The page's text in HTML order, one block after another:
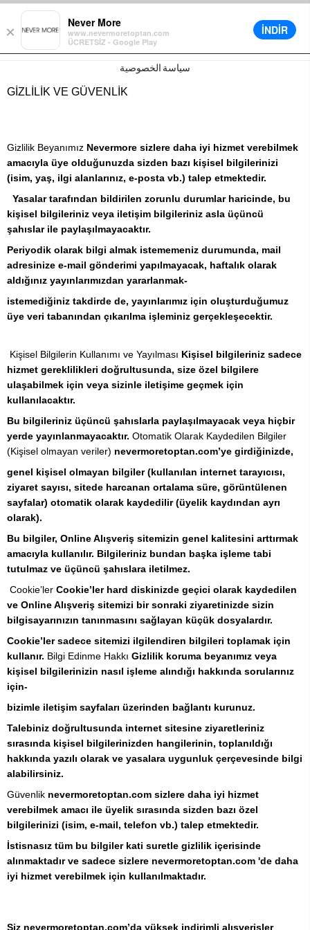
×
Never More
www.nevermoretoptan.com
ÜCRETSİZ - Google Play
İNDİR
سياسة الخصوصية
GİZLİLİK VE GÜVENLİK
Gizlilik Beyanımız Nevermore sizlere daha iyi hizmet verebilmek
amacıyla üye olduğunuzda sizden bazı kişisel bilgilerinizi
(isim, yaş, ilgi alanlarınız, e-posta vb.) talep etmektedir.
Yasalar tarafından bildirilen zorunlu durumlar haricinde, bu
kişisel bilgileriniz veya iletişim bilgileriniz asla üçüncü
şahıslar ile paylaşılmayacaktır.
Periyodik olarak bilgi almak istememeniz durumunda, mail
adresinize e-mail gönderimi yapılmayacak, haftalık olarak
aldığınız yayınlarımızdan yararlanmak-
istemediğiniz takdirde de, yayınlarımız için oluşturduğumuz
üye veri tabanından çıkarılma işleminiz gerçekleşecektir.
Kişisel Bilgilerin Kullanımı ve Yayılması Kişisel bilgileriniz sadece
hizmet gereklilikleri doğrultusunda, size özel bilgilere
ulaşabilmek için veya sizinle iletişime geçmek için
kullanılacaktır.
Bu bilgileriniz üçüncü şahıslarla paylaşılmayacak veya hiçbir
yerde yayınlanmayacaktır. Otomatik Olarak Kaydedilen Bilgiler
(Kişisel olmayan veriler) nevermoretoptan.com’ye girdiğinizde,
genel kişisel olmayan bilgiler (kullanılan internet tarayıcısı,
ziyaret sayısı, sitede harcanan ortalama süre, görüntülenen
sayfalar) otomatik olarak kaydedilir (üyelik kaydından ayrı
olarak).
Bu bilgiler, Online Alışveriş sitemizin genel kalitesini arttırmak
amacıyla kullanılır. Bilgileriniz bundan başka işleme tabi
tutulmaz ve üçüncü şahıslara iletilmez.
Cookie’ler Cookie’ler hard diskinizde geçici olarak kaydedilen
ve Online Alışveriş sitemizi bir sonraki ziyaretinizde sizin
bilgisayarınızın tanınmasını sağlayan küçük dosyalardır.
Cookie’ler sadece sitemizi ilgilendiren bilgileri toplamak için
kullanır. Bilgi Edinme Hakkı Gizlilik koruma beyanımız veya
kişisel bilgilerinizin nasıl işleme alındığı hakkında sorularınız
için-
bizimle iletişim sayfaları üzerinden bağlantı kurunuz.
Talebiniz doğrultusunda internet sitesine ziyaretleriniz
sırasında kişisel bilgilerinizden hangilerinin, toplanıldığı
hakkında yazılı olarak ve yasalara uygunluk çerçevesinde bilgi
alabilirsiniz.
Güvenlik nevermoretoptan.com sizlere daha iyi hizmet
verebilmek amacı ile üyelik sırasında sizden bazı özel
bilgilerinizi (isim, e-mail, telefon vb.) talep etmektedir.
İstisnasız tüm bu bilgiler kati suretle gizlilik içerisinde
alınmaktadır ve sadece sizlere nevermoretoptan.com 'de daha
iyi hizmet verebilmek için kullanılmaktadır.
Siz nevermoretoptan.com’da yüksek indirimli alışverişler